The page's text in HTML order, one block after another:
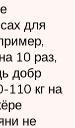
для
10 раз,
добр
110 кг на
не